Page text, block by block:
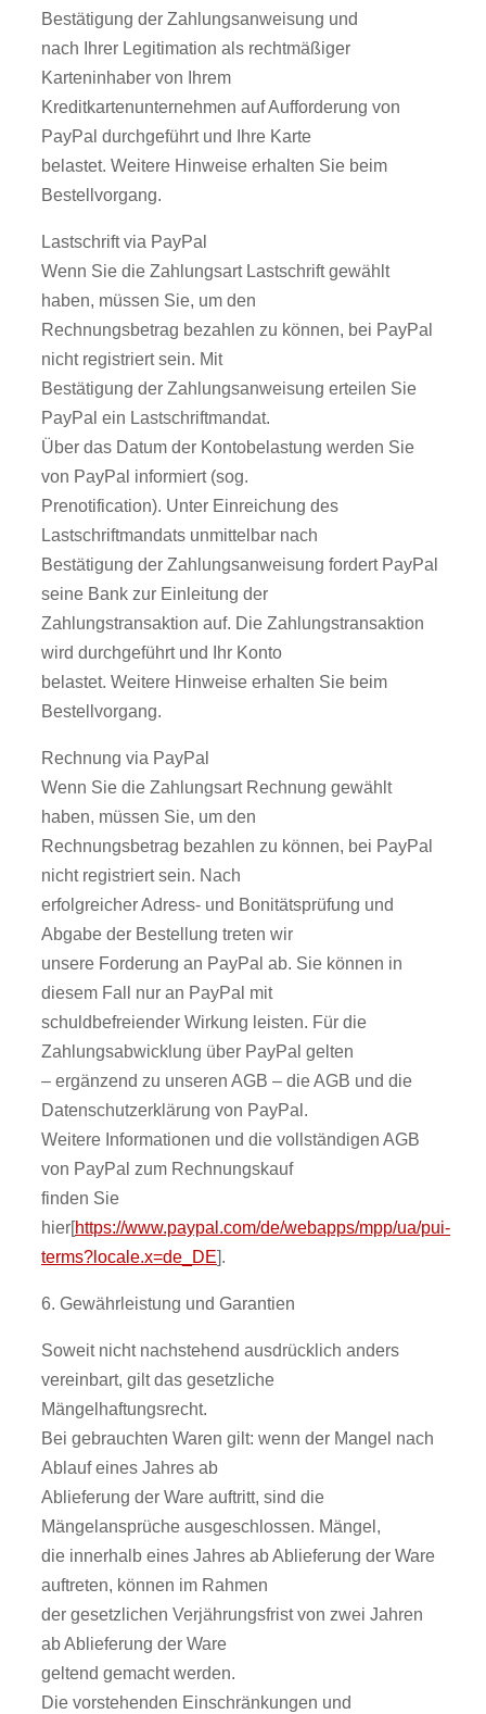
Bestätigung der Zahlungsanweisung und
nach Ihrer Legitimation als rechtmäßiger
Karteninhaber von Ihrem
Kreditkartenunternehmen auf Aufforderung von
PayPal durchgeführt und Ihre Karte
belastet. Weitere Hinweise erhalten Sie beim
Bestellvorgang.
Lastschrift via PayPal
Wenn Sie die Zahlungsart Lastschrift gewählt
haben, müssen Sie, um den
Rechnungsbetrag bezahlen zu können, bei PayPal
nicht registriert sein. Mit
Bestätigung der Zahlungsanweisung erteilen Sie
PayPal ein Lastschriftmandat.
Über das Datum der Kontobelastung werden Sie
von PayPal informiert (sog.
Prenotification). Unter Einreichung des
Lastschriftmandats unmittelbar nach
Bestätigung der Zahlungsanweisung fordert PayPal
seine Bank zur Einleitung der
Zahlungstransaktion auf. Die Zahlungstransaktion
wird durchgeführt und Ihr Konto
belastet. Weitere Hinweise erhalten Sie beim
Bestellvorgang.
Rechnung via PayPal
Wenn Sie die Zahlungsart Rechnung gewählt
haben, müssen Sie, um den
Rechnungsbetrag bezahlen zu können, bei PayPal
nicht registriert sein. Nach
erfolgreicher Adress- und Bonitätsprüfung und
Abgabe der Bestellung treten wir
unsere Forderung an PayPal ab. Sie können in
diesem Fall nur an PayPal mit
schuldbefreiender Wirkung leisten. Für die
Zahlungsabwicklung über PayPal gelten
– ergänzend zu unseren AGB – die AGB und die
Datenschutzerklärung von PayPal.
Weitere Informationen und die vollständigen AGB
von PayPal zum Rechnungskauf
finden Sie
hier[https://www.paypal.com/de/webapps/mpp/ua/pui-
terms?locale.x=de_DE].
6. Gewährleistung und Garantien
Soweit nicht nachstehend ausdrücklich anders
vereinbart, gilt das gesetzliche
Mängelhaftungsrecht.
Bei gebrauchten Waren gilt: wenn der Mangel nach
Ablauf eines Jahres ab
Ablieferung der Ware auftritt, sind die
Mängelansprüche ausgeschlossen. Mängel,
die innerhalb eines Jahres ab Ablieferung der Ware
auftreten, können im Rahmen
der gesetzlichen Verjährungsfrist von zwei Jahren
ab Ablieferung der Ware
geltend gemacht werden.
Die vorstehenden Einschränkungen und